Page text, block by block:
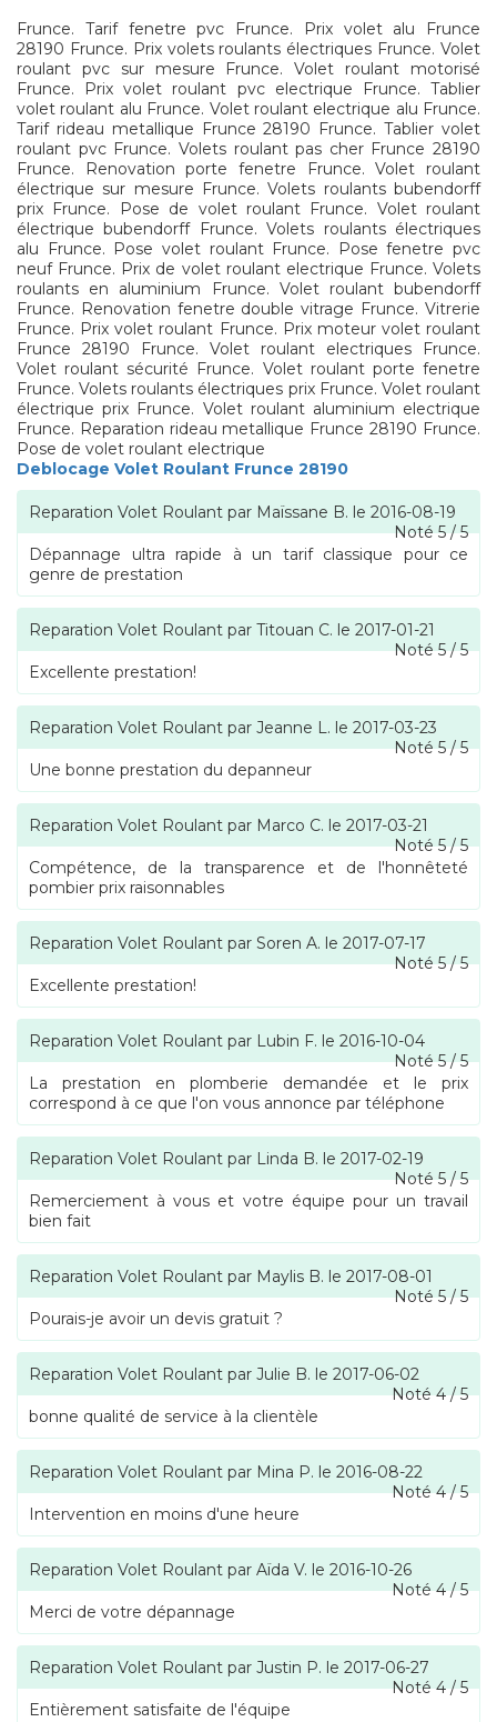
Frunce. Tarif fenetre pvc Frunce. Prix volet alu Frunce
28190 Frunce. Prix volets roulants électriques Frunce. Volet
roulant pvc sur mesure Frunce. Volet roulant motorisé
Frunce. Prix volet roulant pvc electrique Frunce. Tablier
volet roulant alu Frunce. Volet roulant electrique alu Frunce.
Tarif rideau metallique Frunce 28190 Frunce. Tablier volet
roulant pvc Frunce. Volets roulant pas cher Frunce 28190
Frunce. Renovation porte fenetre Frunce. Volet roulant
électrique sur mesure Frunce. Volets roulants bubendorff
prix Frunce. Pose de volet roulant Frunce. Volet roulant
électrique bubendorff Frunce. Volets roulants électriques
alu Frunce. Pose volet roulant Frunce. Pose fenetre pvc
neuf Frunce. Prix de volet roulant electrique Frunce. Volets
roulants en aluminium Frunce. Volet roulant bubendorff
Frunce. Renovation fenetre double vitrage Frunce. Vitrerie
Frunce. Prix volet roulant Frunce. Prix moteur volet roulant
Frunce 28190 Frunce. Volet roulant electriques Frunce.
Volet roulant sécurité Frunce. Volet roulant porte fenetre
Frunce. Volets roulants électriques prix Frunce. Volet roulant
électrique prix Frunce. Volet roulant aluminium electrique
Frunce. Reparation rideau metallique Frunce 28190 Frunce.
Pose de volet roulant electrique
Deblocage Volet Roulant Frunce 28190
Reparation Volet Roulant par Maïssane B. le 2016-08-19
Noté5/5
Dépannage ultra rapide à un tarif classique pour ce
genre de prestation
Reparation Volet Roulant par Titouan C. le 2017-01-21
Noté5/5
Excellente prestation!
Reparation Volet Roulant par Jeanne L. le 2017-03-23
Noté5/5
Une bonne prestation du depanneur
Reparation Volet Roulant par Marco C. le 2017-03-21
Noté5/5
Compétence, de la transparence et de l'honnêteté
pombier prix raisonnables
Reparation Volet Roulant par Soren A. le 2017-07-17
Noté5/5
Excellente prestation!
Reparation Volet Roulant par Lubin F. le 2016-10-04
Noté5/5
La prestation en plomberie demandée et le prix
correspond à ce que l'on vous annonce par téléphone
Reparation Volet Roulant par Linda B. le 2017-02-19
Noté5/5
Remerciement à vous et votre équipe pour un travail
bien fait
Reparation Volet Roulant par Maylis B. le 2017-08-01
Noté5/5
Pourais-je avoir un devis gratuit ?
Reparation Volet Roulant par Julie B. le 2017-06-02
Noté4/5
bonne qualité de service à la clientèle
Reparation Volet Roulant par Mina P. le 2016-08-22
Noté4/5
Intervention en moins d'une heure
Reparation Volet Roulant par Aïda V. le 2016-10-26
Noté4/5
Merci de votre dépannage
Reparation Volet Roulant par Justin P. le 2017-06-27
Noté4/5
Entièrement satisfaite de l'équipe